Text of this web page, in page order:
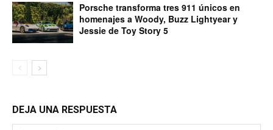
Porsche transforma tres 911 únicos en
homenajes a Woody, Buzz Lightyear y
Jessie de Toy Story 5
DEJA UNA RESPUESTA